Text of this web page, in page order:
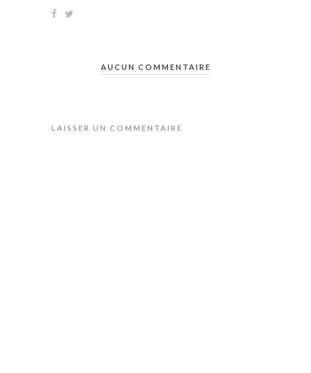
AUCUN COMMENTAIRE
LAISSER UN COMMENTAIRE